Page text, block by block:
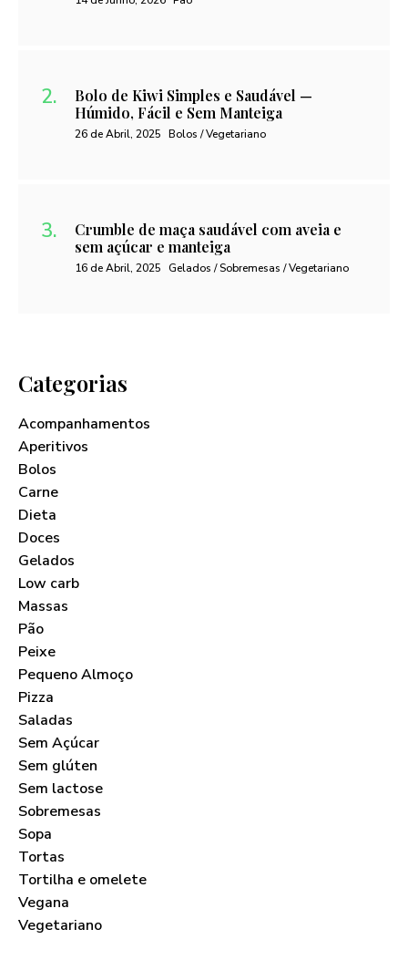
Bolo de Kiwi Simples e Saudável —
Húmido, Fácil e Sem Manteiga
26 de Abril, 2025 Bolos / Vegetariano
Crumble de maça saudável com aveia e
sem açúcar e manteiga
16 de Abril, 2025 Gelados / Sobremesas / Vegetariano
Categorias
Acompanhamentos
Aperitivos
Bolos
Carne
Dieta
Doces
Gelados
Low carb
Massas
Pão
Peixe
Pequeno Almoço
Pizza
Saladas
Sem Açúcar
Sem glúten
Sem lactose
Sobremesas
Sopa
Tortas
Tortilha e omelete
Vegana
Vegetariano